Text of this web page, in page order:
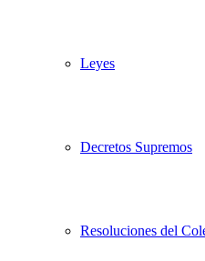
Leyes
Decretos Supremos
Resoluciones del